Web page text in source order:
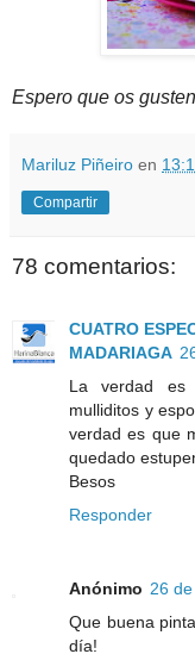
Espero que os
Mariluz Piñeiro en
Compartir
78 comentarios:
CUATRO
MADARIAGA
La verdad es
mulliditos y
verdad es que
quedado
Besos
Responder
Anónimo 26
Que buena
día!